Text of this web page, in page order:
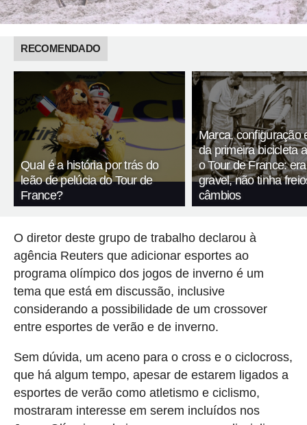
RECOMENDADO
Qual é a história por trás do
leão de pelúcia do Tour de
France?
Marca, configuração
da primeira bicicleta
o Tour de France:
gravel, não tinha
câmbios
O diretor deste grupo de trabalho declarou à
agência Reuters que adicionar esportes ao
programa olímpico dos jogos de inverno é um
tema que está em discussão, inclusive
considerando a possibilidade de um crossover
entre esportes de verão e de inverno.
Sem dúvida, um aceno para o cross e o ciclocross,
que há algum tempo, apesar de estarem ligados a
esportes de verão como atletismo e ciclismo,
mostraram interesse em serem incluídos nos